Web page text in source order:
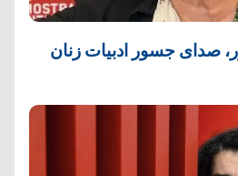
صدای جسور ادبیات زنان